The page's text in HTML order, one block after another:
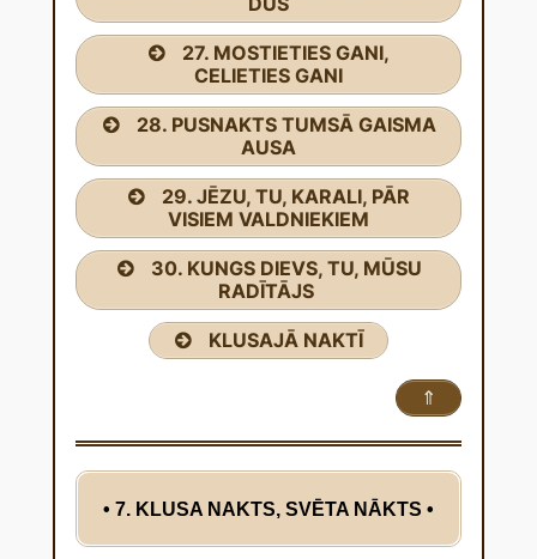
27. MOSTIETIES GANI,
CELIETIES GANI
28. PUSNAKTS TUMSĀ GAISMA
AUSA
29. JĒZU, TU, KARALI, PĀR
VISIEM VALDNIEKIEM
30. KUNGS DIEVS, TU, MŪSU
RADĪTĀJS
KLUSAJĀ NAKTĪ
⇑
• 7. KLUSA NAKTS, SVĒTA NĀKTS •